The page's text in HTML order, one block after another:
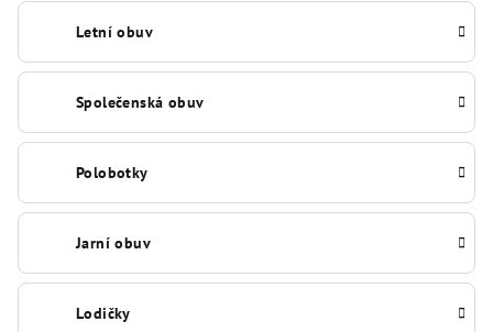
Letní obuv
Společenská obuv
Polobotky
Jarní obuv
Lodičky